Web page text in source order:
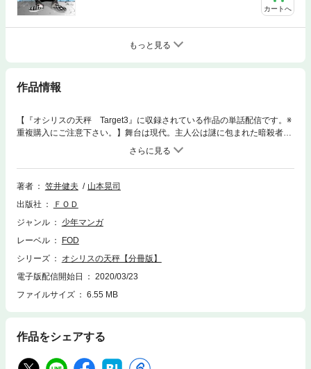
カートへ
もっと見る
作品情報
【『オシリスの天秤 Target3』に収録されている作品の単話配信です。※
重複購入にご注意下さい。】舞台は現代。主人公は謎に包まれた暗殺者。
体が弱く、体術はもちろん銃の扱いも不得手である。およそ暗殺者として
の資質からほど遠い主人公だが、ある特殊能力によりその成功率は１０
０％を誇っている。彼は暗殺の依頼を受けると必ずターゲットに直接会
い、ターゲットが本当に殺されるべき人間かどうか確認したうえで仕事を
新たに書き下ろした脚本をコミック化。ターゲットたちの過去が語られ、
暗殺者の謎が徐々に明らかになっていく！
著者 笠井健夫
山本晃司
出版社
ＦＯＤ
ジャンル
少年マンガ
レーベル
FOD
シリーズ
オシリスの天秤【分冊版】
電子版配信開始日
2020/03/23
ファイルサイズ
6.55 MB
作品をシェアする